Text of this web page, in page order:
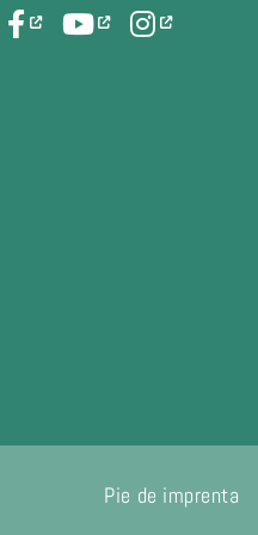
Pie de imprenta